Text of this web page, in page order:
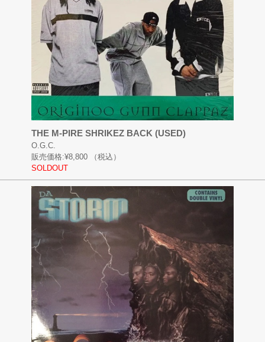
THE M-PIRE SHRIKEZ BACK (USED)
O.G.C.
販売価格:¥8,800
（税込）
SOLDOUT